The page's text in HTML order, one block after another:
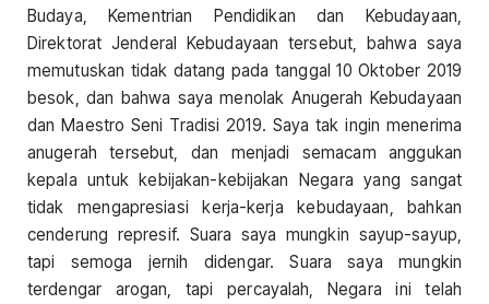
Budaya, Kementrian Pendidikan dan Kebudayaan,
Direktorat Jenderal Kebudayaan tersebut, bahwa saya
memutuskan tidak datang pada tanggal 10 Oktober 2019
besok, dan bahwa saya menolak Anugerah Kebudayaan
dan Maestro Seni Tradisi 2019. Saya tak ingin menerima
anugerah tersebut, dan menjadi semacam anggukan
kepala untuk kebijakan-kebijakan Negara yang sangat
tidak mengapresiasi kerja-kerja kebudayaan, bahkan
cenderung represif. Suara saya mungkin sayup-sayup,
tapi semoga jernih didengar. Suara saya mungkin
terdengar arogan, tapi percayalah, Negara ini telah